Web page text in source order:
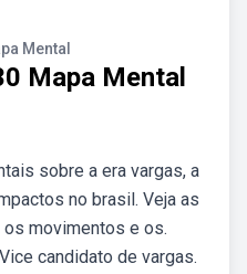
Mental
Mapa Mental
sobre a era vargas, a
no brasil. Veja as
movimentos e os.
candidato de vargas.